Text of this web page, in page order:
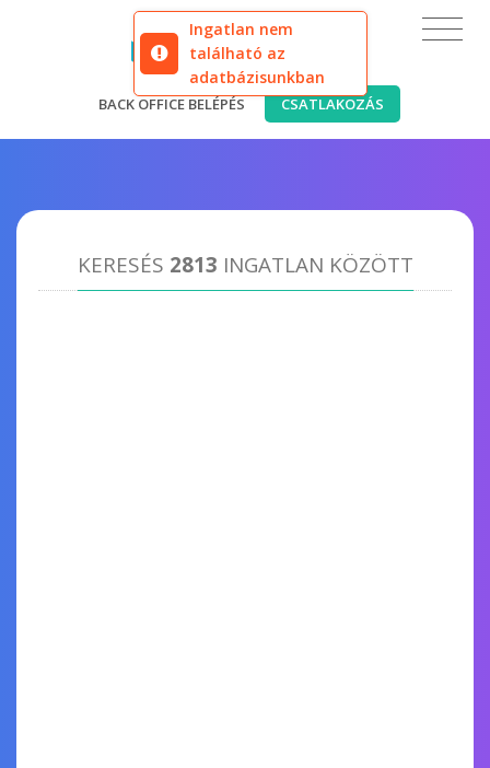
Ingatlan nem
található az
adatbázisunkban
BACK OFFICE BELÉPÉS CSATLAKOZÁS
KERESÉS 2813 INGATLAN KÖZÖTT